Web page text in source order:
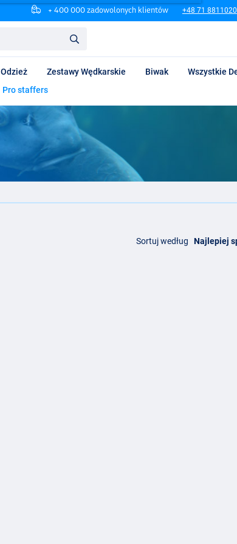
+ 400 000 zadowolonych klientów +48 71 8811020
Odzież Zestawy Wędkarskie Biwak Wszystkie
Pro staffers
Sortuj według